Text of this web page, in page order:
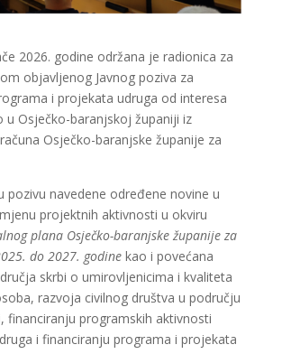
2026. godine održana je radionica za
objavljenog Javnog poziva za
i projekata udruga od interesa
u Osječko-baranjskoj županiji iz
Osječko-baranjske županije za
pozivu navedene određene novine u
projektnih aktivnosti u okviru
plana Osječko-baranjske županije za
do 2027. godine kao i povećana
skrbi o umirovljenicima i kvaliteta
razvoja civilnog društva u području
financiranju programskih aktivnosti
i financiranju programa i projekata